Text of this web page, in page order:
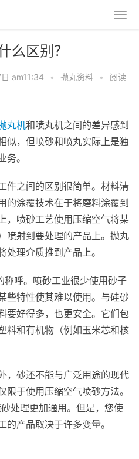
么区别？
am11:34 • 抛丸资料 •
阅读
丸机和喷丸机之间的差异感到
似，但喷砂和喷丸实际上是独
。
件之间的区别很简单。材料清
的涂覆技术在于将磨料涂覆到
，喷砂工艺使用压缩空气将某
喷射到要处理的产品上。抛丸
理介质推到产品上。
称呼。喷砂工业很少使用砂子
些特性使其难以使用。与硅砂
要好得多，也更安全。它们包
料和有机物（例如玉米芯和核
，砂还不能与广泛用途的现代
于使用压缩空气喷砂方法。
处理更加通用。但是，您使
产品取决于许多变量。